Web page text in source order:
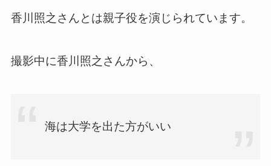
香川照之さんとは親子役を演じられています。
撮影中に香川照之さんから、
海は大学を出た方がいい